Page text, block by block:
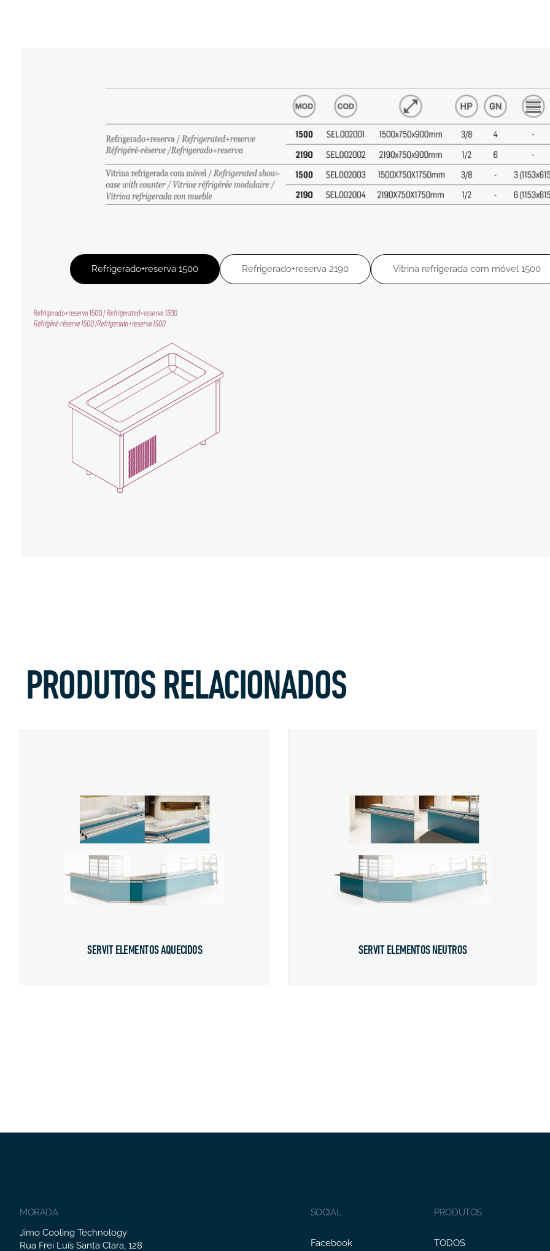
Refrigerado+reserva 1500 Refrigerado+reserva 2190 Vitrina refrigerada com móvel 1500
PRODUTOS RELACIONADOS
SERVIT ELEMENTOS AQUECIDOS SERVIT ELEMENTOS NEUTROS
MORADA
Jimo Cooling Technology
Rua Frei Luís Santa Clara, 128
SOCIAL
Facebook
PRODUTOS
TODOS